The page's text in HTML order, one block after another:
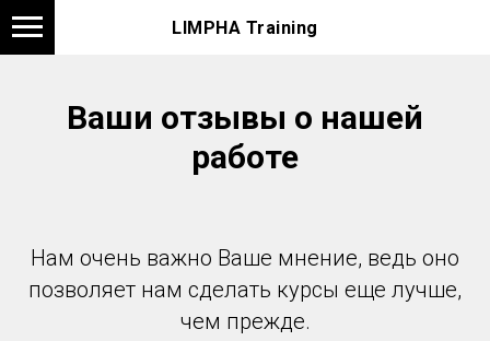
LIMPHA Training
Ваши отзывы о нашей
работе
Нам очень важно Ваше мнение, ведь оно
позволяет нам сделать курсы еще лучше,
чем прежде.